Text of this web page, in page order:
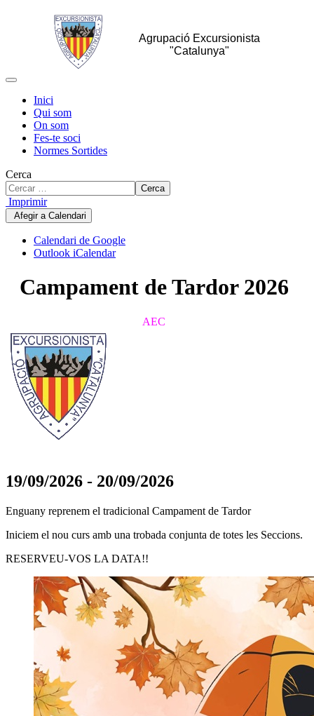
Agrupació Excursionista
"Catalunya"
Inici
Qui som
On som
Fes-te soci
Normes Sortides
Cerca
Cerca
Imprimir
Afegir a Calendari
Calendari de Google
Outlook iCalendar
Campament de Tardor 2026
AEC
19/09/2026 - 20/09/2026
Enguany reprenem el tradicional Campament de Tardor
Iniciem el nou curs amb una trobada conjunta de totes les Seccions.
RESERVEU-VOS LA DATA!!